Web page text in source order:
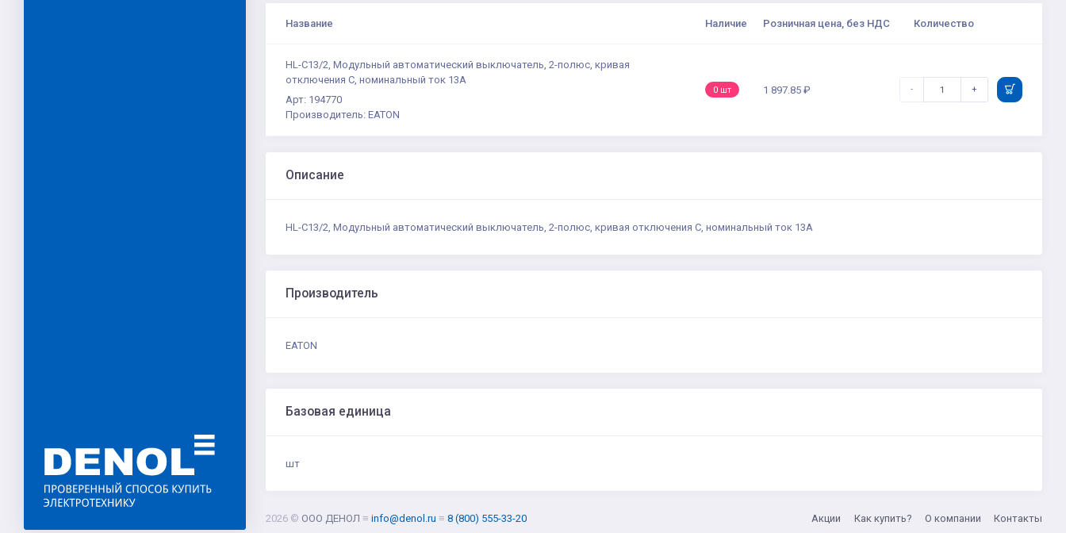
Название Наличие Розничная цена, без НДС Количество
HL-C13/2, Модульный автоматический выключатель, 2-полюс, кривая
отключения C, номинальный ток 13А
Арт: 194770
Производитель: EATON
0 шт 1 897.85 ₽ - +
Описание
HL-C13/2, Модульный автоматический выключатель, 2-полюс, кривая отключения C, номинальный ток 13А
Производитель
EATON
Базовая единица
шт
2026 © ООО ДЕНОЛ ≡ info@denol.ru ≡ 8 (800) 555-33-20 Акции Как купить? О компании Контакты